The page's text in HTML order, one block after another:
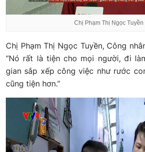
Chị Phạm Thị Ngọc Tuyền
Chị Phạm Thị Ngọc Tuyền, Công
“Nó rất là tiện cho mọi người, đi
gian sắp xếp công việc như rước
cũng tiện hơn.”